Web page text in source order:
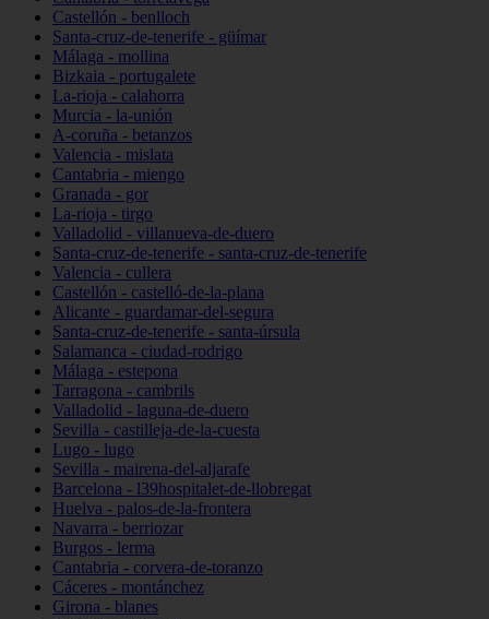
Castellón - benlloch
Santa-cruz-de-tenerife - güímar
Málaga - mollina
Bizkaia - portugalete
La-rioja - calahorra
Murcia - la-unión
A-coruña - betanzos
Valencia - mislata
Cantabria - miengo
Granada - gor
La-rioja - tirgo
Valladolid - villanueva-de-duero
Santa-cruz-de-tenerife - santa-cruz-de-tenerife
Valencia - cullera
Castellón - castelló-de-la-plana
Alicante - guardamar-del-segura
Santa-cruz-de-tenerife - santa-úrsula
Salamanca - ciudad-rodrigo
Málaga - estepona
Tarragona - cambrils
Valladolid - laguna-de-duero
Sevilla - castilleja-de-la-cuesta
Lugo - lugo
Sevilla - mairena-del-aljarafe
Barcelona - l39hospitalet-de-llobregat
Huelva - palos-de-la-frontera
Navarra - berriozar
Burgos - lerma
Cantabria - corvera-de-toranzo
Cáceres - montánchez
Girona - blanes